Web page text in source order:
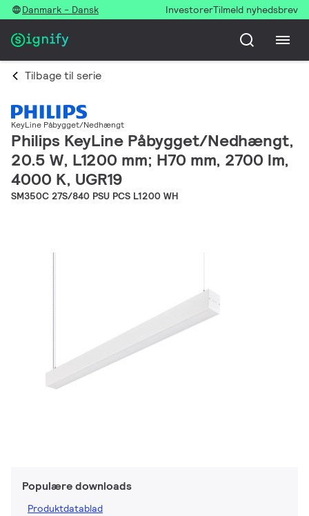
Danmark - Dansk InvestorerTilmeld nyhedsbrev
Tilbage til serie
KeyLine Påbygget/Nedhængt
Philips KeyLine Påbygget/Nedhængt,
20.5 W, L1200 mm; H70 mm, 2700 lm,
4000 K, UGR19
SM350C 27S/840 PSU PCS L1200 WH
Populære downloads
Produktdatablad